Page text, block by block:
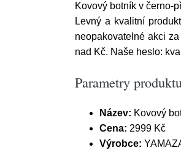
Kovový botník v černo-
Levný a kvalitní produkt
neopakovatelné akci
nad Kč. Naše heslo:
Parametry
Název: Kovový
Cena: 2999 Kč
Výrobce: